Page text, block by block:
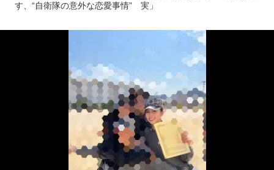
す、“自衛隊の意外な恋愛事情”
実」